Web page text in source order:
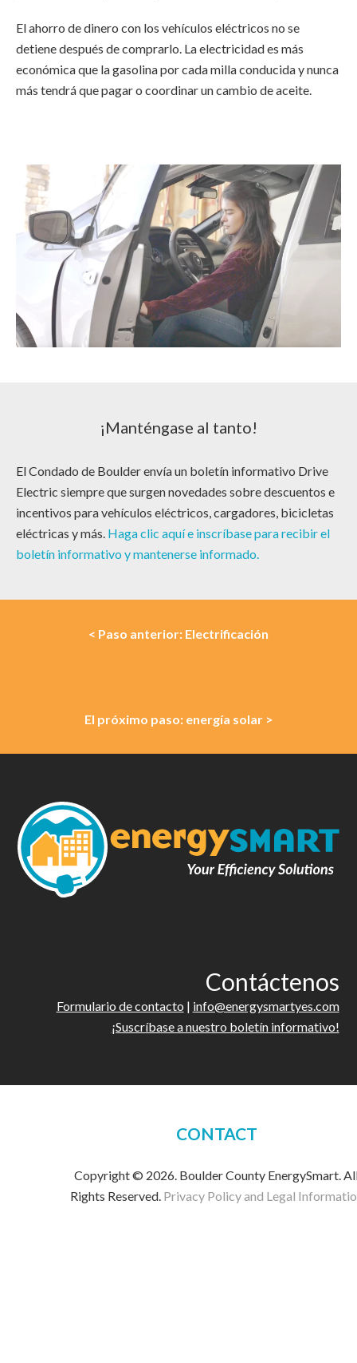
El ahorro de dinero con los vehículos eléctricos no se
detiene después de comprarlo. La electricidad es más
económica que la gasolina por cada milla conducida y nunca
más tendrá que pagar o coordinar un cambio de aceite.
¡Manténgase al tanto!
El Condado de Boulder envía un boletín informativo Drive
Electric siempre que surgen novedades sobre descuentos e
incentivos para vehículos eléctricos, cargadores, bicicletas
eléctricas y más. Haga clic aquí e inscríbase para recibir el
boletín informativo y mantenerse informado.
< Paso anterior: Electrificación
El próximo paso: energía solar >
Contáctenos
Formulario de contacto | info@energysmartyes.com
¡Suscríbase a nuestro boletín informativo!
CONTACT
Copyright © 2026. Boulder County EnergySmart.
Rights Reserved. Privacy Policy and Legal